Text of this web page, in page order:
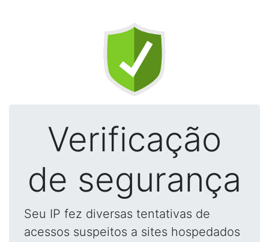
Verificação
de segurança
Seu IP fez diversas tentativas de
acessos suspeitos a sites hospedados